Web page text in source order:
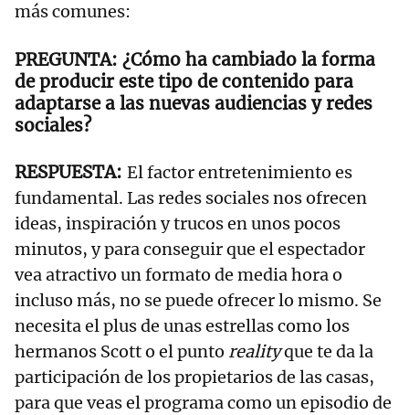
más comunes:
¿Cómo ha cambiado la forma
de producir este tipo de contenido para
adaptarse a las nuevas audiencias y redes
sociales?
El factor entretenimiento es
fundamental. Las redes sociales nos ofrecen
ideas, inspiración y trucos en unos pocos
minutos, y para conseguir que el espectador
vea atractivo un formato de media hora o
incluso más, no se puede ofrecer lo mismo. Se
necesita el plus de unas estrellas como los
hermanos Scott o el punto realityque te da la
participación de los propietarios de las casas,
para que veas el programa como un episodio de